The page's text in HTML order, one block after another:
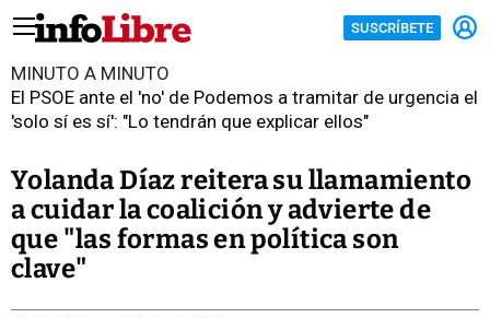
SUSCRÍBETE
MINUTO A MINUTO
El PSOE ante el 'no' de Podemos a tramitar de urgencia el
'solo sí es sí': "Lo tendrán que explicar ellos"
Yolanda Díaz reitera su llamamiento
a cuidar la coalición y advierte de
que "las formas en política son
clave"